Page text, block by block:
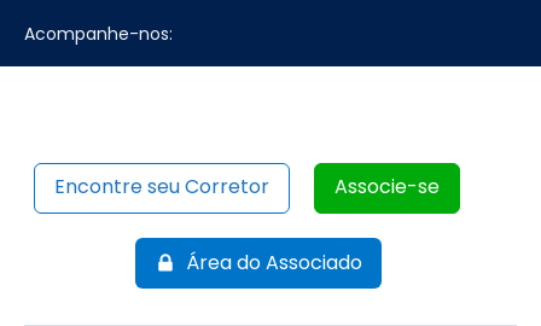
Acompanhe-nos:
Encontre seu Corretor Associe-se
Área do Associado